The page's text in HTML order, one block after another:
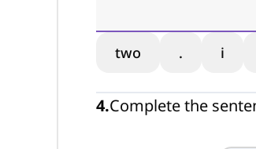
two . i
4.Complete the